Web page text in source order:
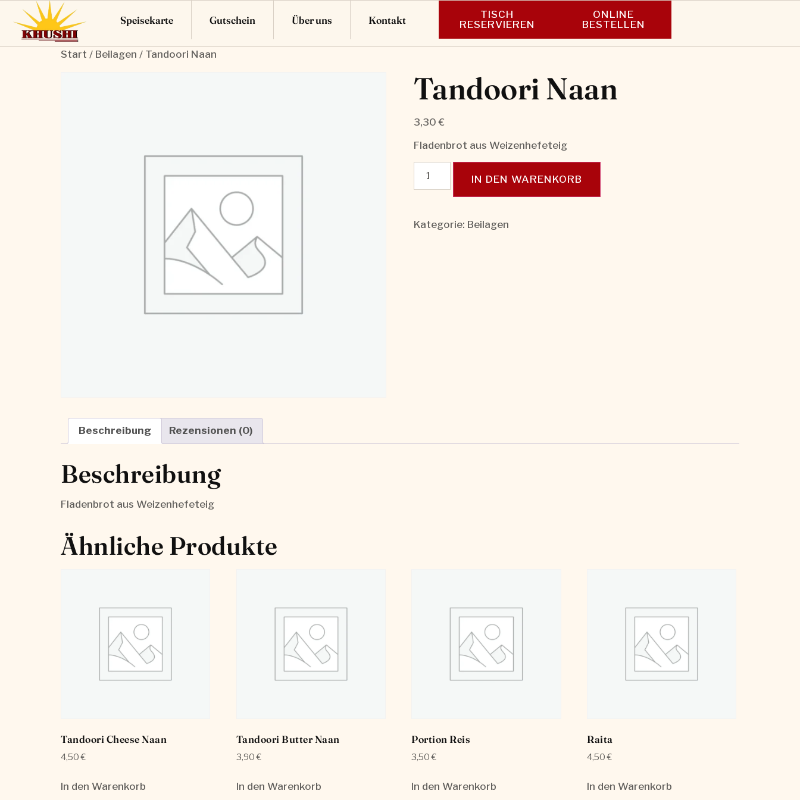
Speisekarte Gutschein Über uns Kontakt
TISCH
RESERVIEREN
ONLINE
BESTELLEN
Start / Beilagen / Tandoori Naan
Tandoori Naan
3,30€
Fladenbrot aus Weizenhefeteig
IN DEN WARENKORB
Kategorie: Beilagen
Beschreibung Rezensionen (0)
Beschreibung
Fladenbrot aus Weizenhefeteig
Ähnliche Produkte
Tandoori Cheese Naan
4,50€
In den Warenkorb
Tandoori Butter Naan
3,90€
In den Warenkorb
Portion Reis
3,50€
In den Warenkorb
Raita
4,50€
In den Warenkorb